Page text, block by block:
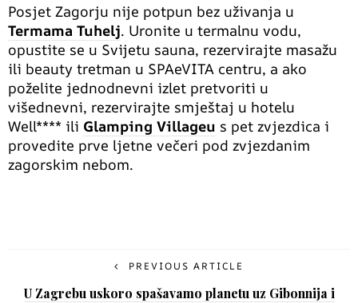
Posjet Zagorju nije potpun bez uživanja u
Termama Tuhelj. Uronite u termalnu vodu,
opustite se u Svijetu sauna, rezervirajte masažu
ili beauty tretman u SPAeVITA centru, a ako
poželite jednodnevni izlet pretvoriti u
višednevni, rezervirajte smještaj u hotelu
Well**** ili Glamping Villageu s pet zvjezdica i
provedite prve ljetne večeri pod zvjezdanim
zagorskim nebom.
PREVIOUS ARTICLE
U Zagrebu uskoro spašavamo planetu uz Gibonnija i